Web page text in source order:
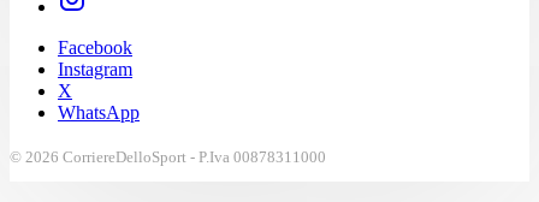
Facebook
Instagram
X
WhatsApp
© 2026 CorriereDelloSport - P.Iva 00878311000